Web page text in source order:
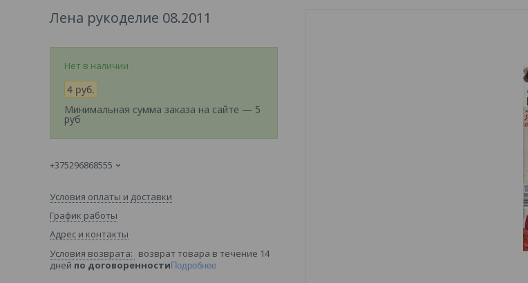
Лена рукоделие 08.2011
Нет в наличии
4 руб.
Минимальная сумма заказа на сайте — 5
руб
+375296868555
Условия оплаты и доставки
График работы
Адрес и контакты
возврат товара в течение 14
дней по договоренности Подробнее